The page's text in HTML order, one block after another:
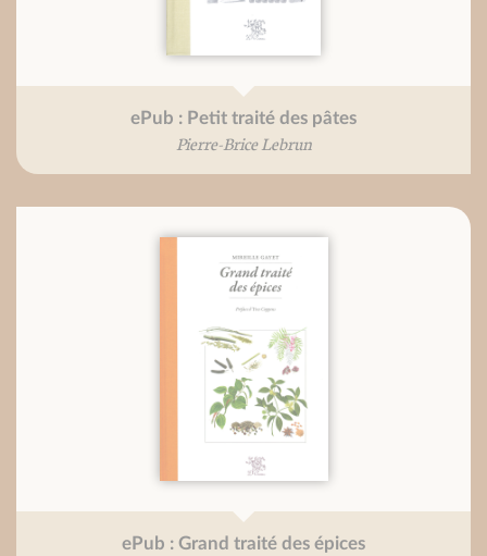
ePub : Petit traité des pâtes
Pierre-Brice Lebrun
ePub : Grand traité des épices